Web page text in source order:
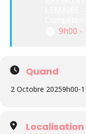
9h00 -
Quand
2 Octobre 20259h00-
Localisation